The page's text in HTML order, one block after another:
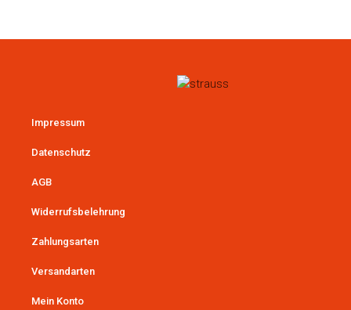
Impressum
Datenschutz
AGB
Widerrufsbelehrung
Zahlungsarten
Versandarten
Mein Konto